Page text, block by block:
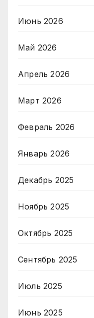
Июнь 2026
Май 2026
Апрель 2026
Март 2026
Февраль 2026
Январь 2026
Декабрь 2025
Ноябрь 2025
Октябрь 2025
Сентябрь 2025
Июль 2025
Июнь 2025